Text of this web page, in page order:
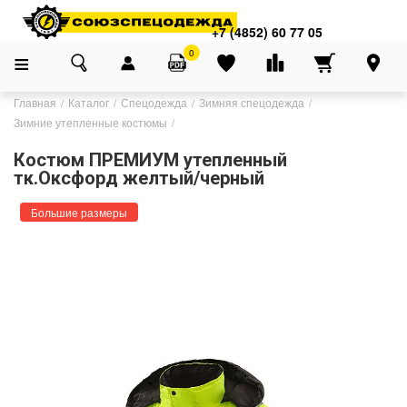
+7 (4852) 60 77 05
0
Главная Каталог Спецодежда
Зимняя спецодежда
Зимние утепленные костюмы
Костюм ПРЕМИУМ утепленный
тк.Оксфорд желтый/черный
Большие размеры